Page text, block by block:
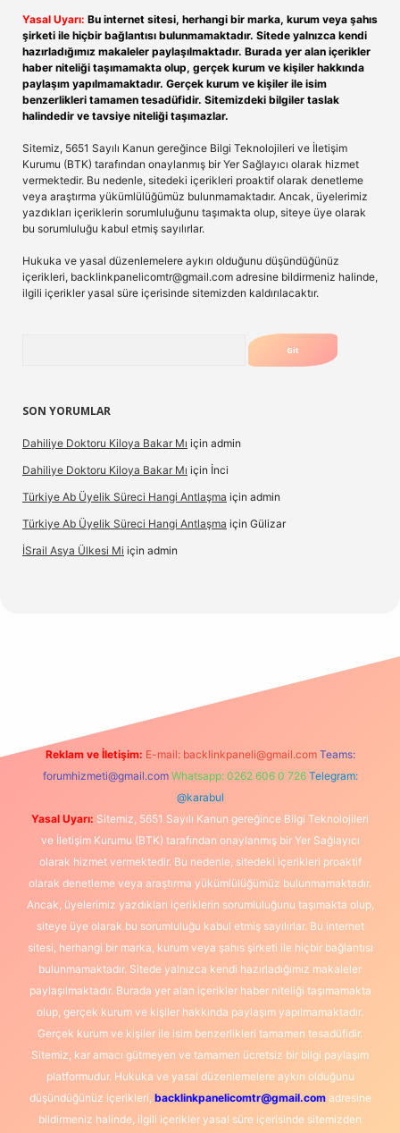
Yasal Uyarı: Bu internet sitesi, herhangi bir marka, kurum veya şahıs
şirketi ile hiçbir bağlantısı bulunmamaktadır. Sitede yalnızca kendi
hazırladığımız makaleler paylaşılmaktadır. Burada yer alan içerikler
haber niteliği taşımamakta olup, gerçek kurum ve kişiler hakkında
paylaşım yapılmamaktadır. Gerçek kurum ve kişiler ile isim
benzerlikleri tamamen tesadüfidir. Sitemizdeki bilgiler taslak
halindedir ve tavsiye niteliği taşımazlar.
Sitemiz, 5651 Sayılı Kanun gereğince Bilgi Teknolojileri ve İletişim
Kurumu (BTK) tarafından onaylanmış bir Yer Sağlayıcı olarak hizmet
vermektedir. Bu nedenle, sitedeki içerikleri proaktif olarak denetleme
veya araştırma yükümlülüğümüz bulunmamaktadır. Ancak, üyelerimiz
yazdıkları içeriklerin sorumluluğunu taşımakta olup, siteye üye olarak
bu sorumluluğu kabul etmiş sayılırlar.
Hukuka ve yasal düzenlemelere aykırı olduğunu düşündüğünüz
içerikleri, backlinkpanelicomtr@gmail.com adresine bildirmeniz halinde,
ilgili içerikler yasal süre içerisinde sitemizden kaldırılacaktır.
SON YORUMLAR
Dahiliye Doktoru Kiloya Bakar Mı için admin
Dahiliye Doktoru Kiloya Bakar Mı için İnci
Türkiye Ab Üyelik Süreci Hangi Antlaşma için admin
Türkiye Ab Üyelik Süreci Hangi Antlaşma için Gülizar
İSrail Asya Ülkesi Mi için admin
Reklam ve İletişim: E-mail: backlinkpaneli@gmail.com Teams:
forumhizmeti@gmail.com Whatsapp: 0262 606 0 726 Telegram:
@karabul
Yasal Uyarı: Sitemiz, 5651 Sayılı Kanun gereğince Bilgi Teknolojileri
ve İletişim Kurumu (BTK) tarafından onaylanmış bir Yer Sağlayıcı
olarak hizmet vermektedir. Bu nedenle, sitedeki içerikleri proaktif
olarak denetleme veya araştırma yükümlülüğümüz bulunmamaktadır.
Ancak, üyelerimiz yazdıkları içeriklerin sorumluluğunu taşımakta olup,
siteye üye olarak bu sorumluluğu kabul etmiş sayılırlar. Bu internet
sitesi, herhangi bir marka, kurum veya şahıs şirketi ile hiçbir bağlantısı
bulunmamaktadır. Sitede yalnızca kendi hazırladığımız makaleler
paylaşılmaktadır. Burada yer alan içerikler haber niteliği taşımamakta
olup, gerçek kurum ve kişiler hakkında paylaşım yapılmamaktadır.
Gerçek kurum ve kişiler ile isim benzerlikleri tamamen tesadüfidir.
Sitemiz, kar amacı gütmeyen ve tamamen ücretsiz bir bilgi paylaşım
platformudur. Hukuka ve yasal düzenlemelere aykırı olduğunu
düşündüğünüz içerikleri, backlinkpanelicomtr@gmail.comadresine
bildirmeniz halinde, ilgili içerikler yasal süre içerisinde sitemizden